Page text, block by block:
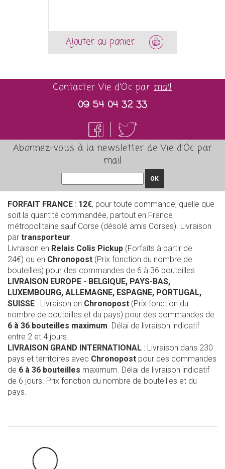
Ajouter au panier
Contacter Vie d'Oc parmail
09 54 04 32 33
Abonnez-vous à la newsletter de Vie d'Oc par
mail
OK
FORFAIT FRANCE : 12€, pour toute commande, quelle que
soit la quantité commandée, partout en France
métropolitaine sauf Corse (désolé amis Corses). Livraison
par transporteur.
Livraison en Relais Colis Pickup (Forfaits à partir de
24€) ou en Chronopost (Prix fonction du nombre de
bouteilles) pour des commandes de 6 à 36 bouteilles
LIVRAISON EUROPE - BELGIQUE, PAYS-BAS,
LUXEMBOURG, ALLEMAGNE, ESPAGNE, PORTUGAL,
SUISSE : Livraison en Chronopost (Prix fonction du
nombre de bouteilles et du pays) pour des commandes de
6 à 36 bouteilles maximum. Délai de livraison indicatif
entre 2 et 4 jours.
LIVRAISON GRAND INTERNATIONAL : Livraison dans 230
pays et territoires avec Chronopost pour des commandes
de 6 à 36 bouteilles maximum. Délai de livraison indicatif
de 6 jours. Prix fonction du nombre de bouteilles et du
pays.